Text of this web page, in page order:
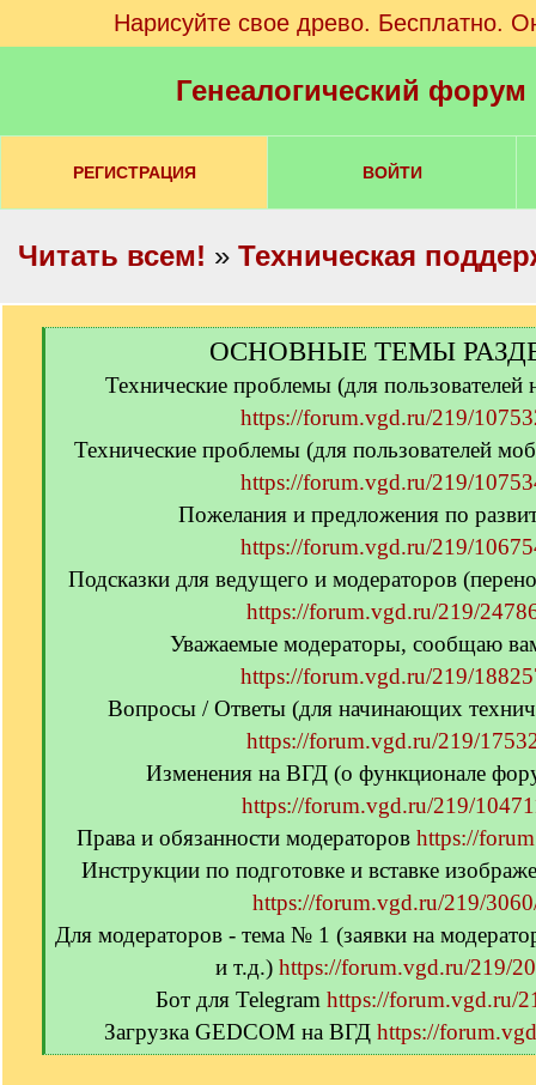
Нарисуйте свое древо. Бесплатно.
Генеалогический
РЕГИСТРАЦИЯ ВОЙТИ
Читать всем! » Техническая
ОСНОВНЫЕ ТЕМЫ
Технические проблемы (для
https://forum.vgd.ru/219/
Технические проблемы (для пользователей
https://forum.vgd.ru/219/
Пожелания и предложения по
https://forum.vgd.ru/219/
Подсказки для ведущего и модераторов
https://forum.vgd.ru/219/
Уважаемые модераторы, сообщаю
https://forum.vgd.ru/219/
Вопросы / Ответы (для начинающих
https://forum.vgd.ru/219/
Изменения на ВГД (о функционале
https://forum.vgd.ru/219/
Права и обязанности модераторов https://
Инструкции по подготовке и вставке
https://forum.vgd.ru/219/
Для модераторов - тема № 1 (заявки на
и т.д.) https://forum.vgd.ru/219/
Бот для Telegram https://forum.vgd.ru/
Загрузка GEDCOM на ВГД https://
[